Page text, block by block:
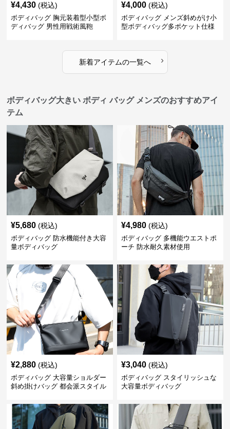
¥4,430 (税込)
ボディバッグ 胸元装着型小型ボ
ディバッグ 男性用戦術風鞄
¥4,000 (税込)
ボディバッグ メンズ斜めがけ小
型ボディバッグ多ポケット仕様
新着アイテムの一覧へ ›
ボディバッグ大きい ボディ バッグ メンズのおすすめアイ
テム
¥5,680 (税込)
ボディバッグ 防水機能付き大容
量ボディバッグ
¥4,980 (税込)
ボディバッグ 多機能ウエストポ
ーチ 防水耐久素材使用
¥2,880 (税込)
ボディバッグ 大容量ショルダー
斜め掛けバッグ 都会派スタイル
¥3,040 (税込)
ボディバッグ スタイリッシュな
大容量ボディバッグ